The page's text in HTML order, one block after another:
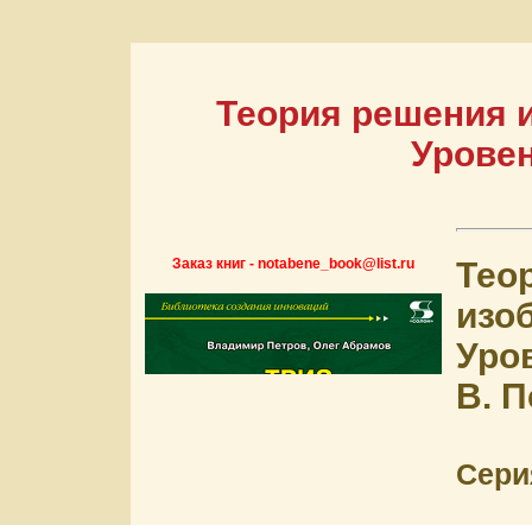
Теория решения
Заказ книг - notabene_book@list.ru
В.